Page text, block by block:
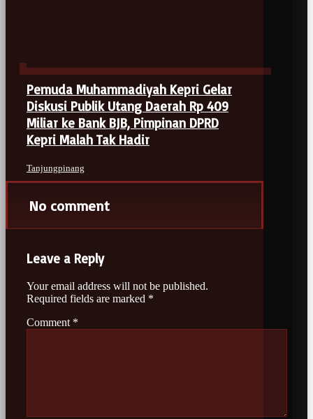
Pemuda Muhammadiyah Kepri Gelar
Diskusi Publik Utang Daerah Rp 409
Miliar ke Bank BJB, Pimpinan DPRD
Kepri Malah Tak Hadir
Tanjungpinang
No comment
Leave a Reply
Your email address will not be published.
Required fields are marked *
Comment *